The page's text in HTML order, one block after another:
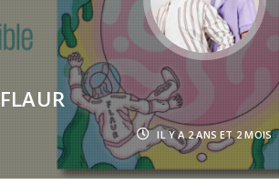
FLAUR
IL Y A 2 ANS ET 2 MOIS